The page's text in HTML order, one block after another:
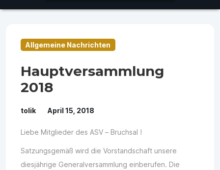
Allgemeine Nachrichten
Hauptversammlung
2018
tolik April 15, 2018
Liebe Mitglieder des ASV – Bruchsal !
Satzungsgemäß wird die Vorstandschaft unsere
diesjährige Generalversammlung einberufen. Die